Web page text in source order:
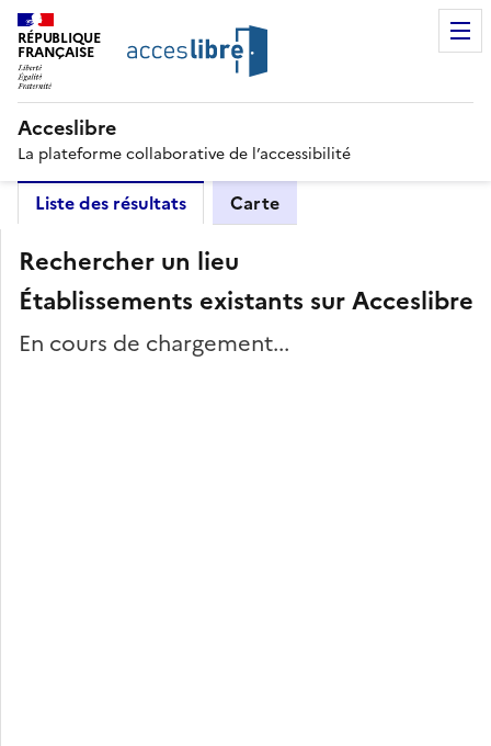
RÉPUBLIQUE
FRANÇAISE
Acceslibre
La plateforme collaborative de l’accessibilité
Liste des résultats Carte
Rechercher un lieu
Établissements existants sur Acceslibre
En cours de chargement...